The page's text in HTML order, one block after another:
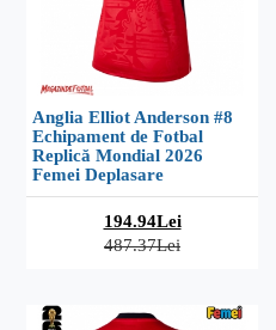
Anglia Elliot Anderson #8
Echipament de Fotbal
Replică Mondial 2026
Femei Deplasare
194.94Lei
487.37Lei